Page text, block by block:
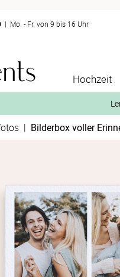
| Mo. - Fr. von 9 bis 16 Uhr
Hochzeit
| Bilderbox voller